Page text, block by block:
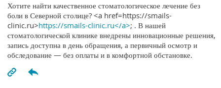
Хотите найти качественное стоматологическое лечение без
боли в Северной столице? <a href=https://smails-
clinic.ru>https://smails-clinic.ru</a>; . В нашей
стоматологической клинике внедрены инновационные решения,
запись доступна в день обращения, а первичный осмотр и
обследование — без оплаты и в комфортной обстановке.